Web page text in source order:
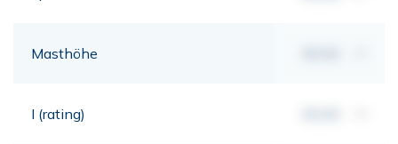
Masthöhe
I (rating)